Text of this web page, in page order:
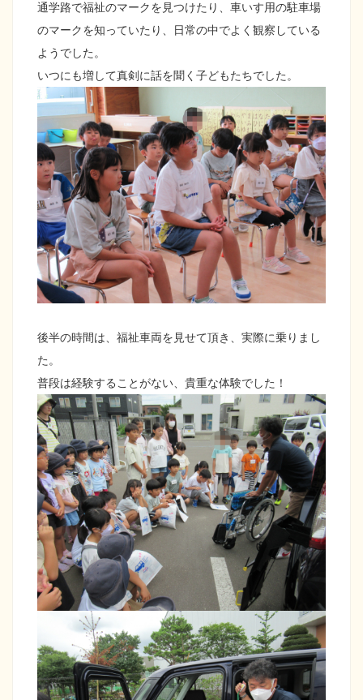
通学路で福祉のマークを見つけたり、車いす用の駐車場
のマークを知っていたり、日常の中でよく観察している
ようでした。
いつにも増して真剣に話を聞く子どもたちでした。
後半の時間は、福祉車両を見せて頂き、実際に乗りまし
た。
普段は経験することがない、貴重な体験でした！